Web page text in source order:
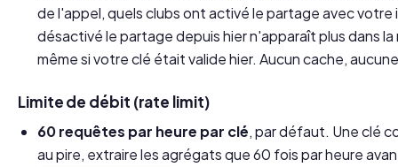
de l'appel, quels clubs ont activé le partage avec votre
désactivé le partage depuis hier n'apparaît plus dans
même si votre clé était valide hier. Aucun cache,
Limite de débit (rate limit)
60 requêtes par heure par clé, par défaut. Une clé
au pire, extraire les agrégats que 60 fois par heure